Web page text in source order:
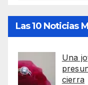
Las 10 Noticias
Una
cierra